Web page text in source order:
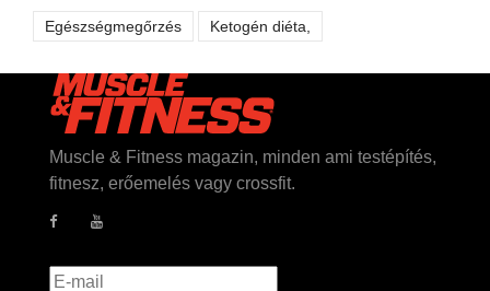
Egészségmegőrzés Ketogén diéta,
Muscle & Fitness magazin, minden ami testépítés,
fitnesz, erőemelés vagy crossfit.